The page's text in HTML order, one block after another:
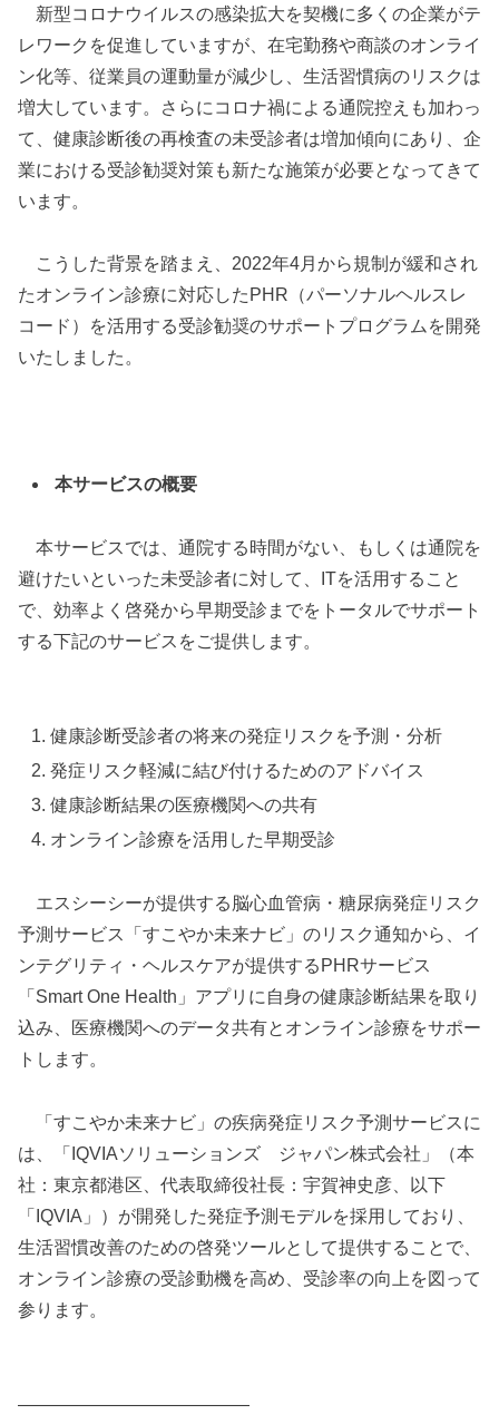
新型コロナウイルスの感染拡大を契機に多くの企業がテ
レワークを促進していますが、在宅勤務や商談のオンライ
ン化等、従業員の運動量が減少し、生活習慣病のリスクは
増大しています。さらにコロナ禍による通院控えも加わっ
て、健康診断後の再検査の未受診者は増加傾向にあり、企
業における受診勧奨対策も新たな施策が必要となってきて
います。
こうした背景を踏まえ、2022年4月から規制が緩和され
たオンライン診療に対応したPHR（パーソナルヘルスレ
コード）を活用する受診勧奨のサポートプログラムを開発
いたしました。
本サービスの概要
本サービスでは、通院する時間がない、もしくは通院を
避けたいといった未受診者に対して、ITを活用すること
で、効率よく啓発から早期受診までをトータルでサポート
する下記のサービスをご提供します。
健康診断受診者の将来の発症リスクを予測・分析
発症リスク軽減に結び付けるためのアドバイス
健康診断結果の医療機関への共有
オンライン診療を活用した早期受診
エスシーシーが提供する脳心血管病・糖尿病発症リスク
予測サービス「すこやか未来ナビ」のリスク通知から、イ
ンテグリティ・ヘルスケアが提供するPHRサービス
「Smart One Health」アプリに自身の健康診断結果を取り
込み、医療機関へのデータ共有とオンライン診療をサポー
トします。
「すこやか未来ナビ」の疾病発症リスク予測サービスに
は、「IQVIAソリューションズ ジャパン株式会社」（本
社：東京都港区、代表取締役社長：宇賀神史彦、以下
「IQVIA」）が開発した発症予測モデルを採用しており、
生活習慣改善のための啓発ツールとして提供することで、
オンライン診療の受診動機を高め、受診率の向上を図って
参ります。
—————————————